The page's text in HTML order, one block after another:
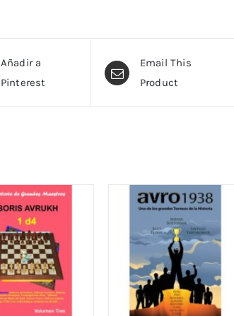
Añadir a
Pinterest
Email This
Product